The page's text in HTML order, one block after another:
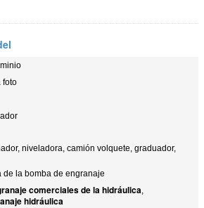
foto
niveladora, camión volquete, graduador,
de la bomba de engranaje
comerciales de la hidráulica,
hidráulica